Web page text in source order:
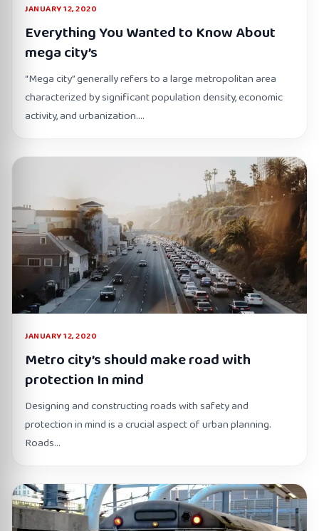
JANUARY 12, 2020
Everything You Wanted to Know About
mega city’s
“Mega city” generally refers to a large metropolitan area
characterized by significant population density, economic
activity, and urbanization.…
JANUARY 12, 2020
Metro city’s should make road with
protection In mind
Designing and constructing roads with safety and
protection in mind is a crucial aspect of urban planning.
Roads…